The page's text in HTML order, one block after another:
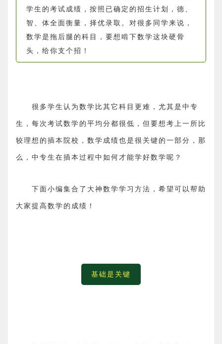
学生的考试成绩，按照已确定的招生计划，德、
智、体全面衡量，择优录取。对很多同学来说，
数学是拖后腿的科目，要想啃下数学这块硬骨
头，给你支个招！
很多学生认为数学比其它科目更难，尤其是 中专
生 ，每次考试数学的平均分都很低，但要想 考上一所比
较理想的 插本院校，数学成绩也是很关键的一部分 ， 那
么，中专生在插本过程中 如何才能学好数学呢？
下面 小编集合了大神 数学学习方法，希望可以帮助
大家提高 数学 的成绩！
基础是关键